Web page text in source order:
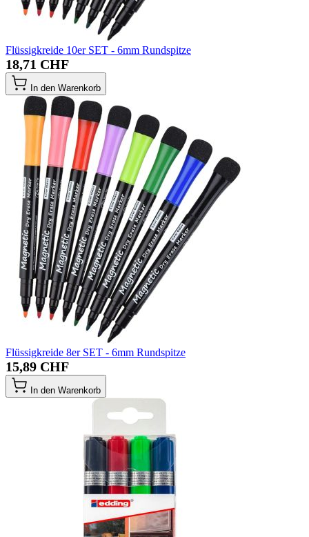
Flüssigkreide 10er SET - 6mm Rundspitze
18,71 CHF
In den Warenkorb
Flüssigkreide 8er SET - 6mm Rundspitze
15,89 CHF
In den Warenkorb